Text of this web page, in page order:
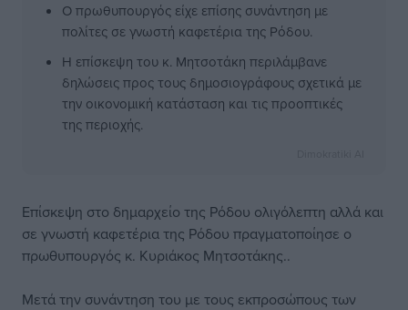
Ο πρωθυπουργός είχε επίσης συνάντηση με
πολίτες σε γνωστή καφετέρια της Ρόδου.
Η επίσκεψη του κ. Μητσοτάκη περιλάμβανε
δηλώσεις προς τους δημοσιογράφους σχετικά με
την οικονομική κατάσταση και τις προοπτικές
της περιοχής.
Επίσκεψη στο δημαρχείο της Ρόδου ολιγόλεπτη αλλά και
σε γνωστή καφετέρια της Ρόδου πραγματοποίησε ο
πρωθυπουργός κ. Κυριάκος Μητσοτάκης..
Μετά την συνάντηση του με τους εκπροσώπους των